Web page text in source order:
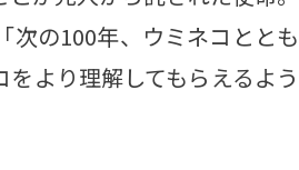
次の100年、ウミネコととも
より理解してもらえるよう